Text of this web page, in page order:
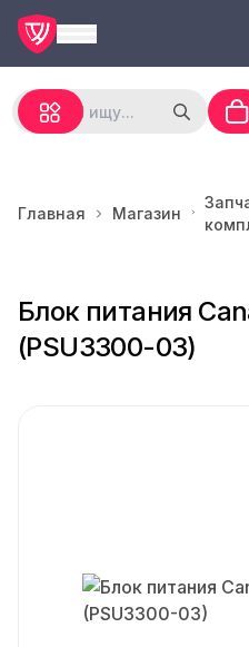
Главная Магазин
Блок питания
(PSU3300-03)